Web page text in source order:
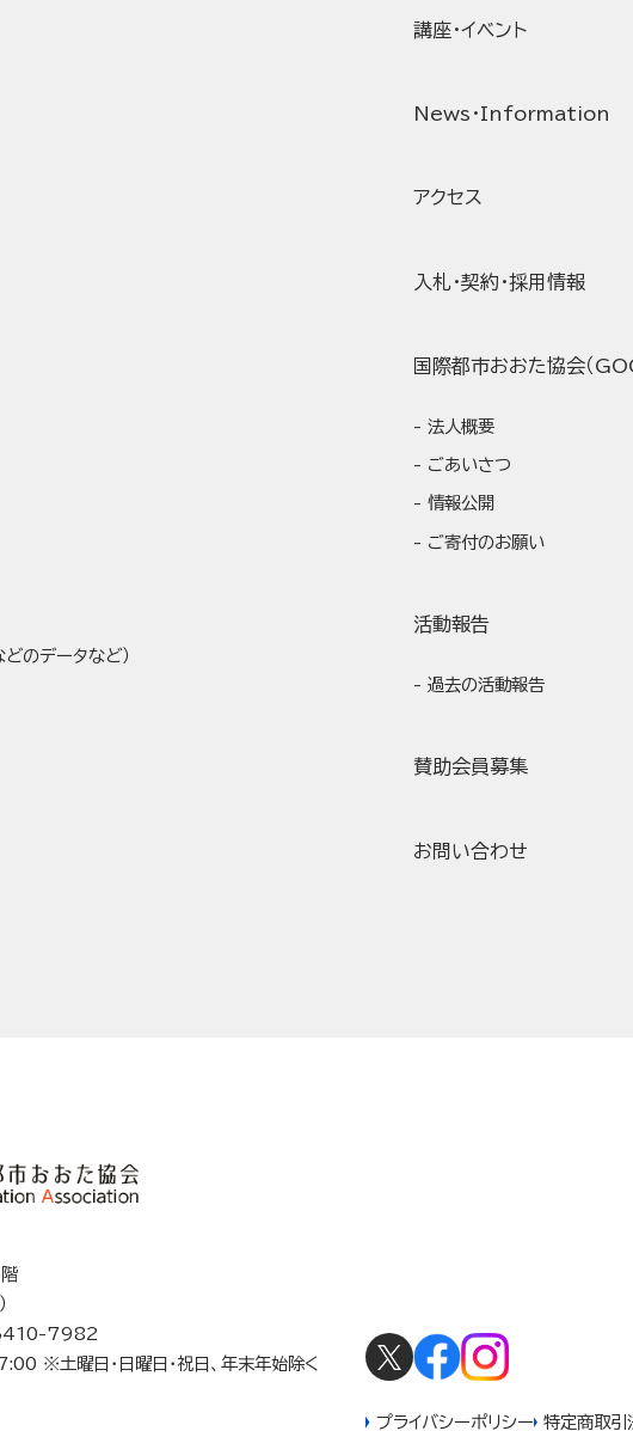
のデータなど）
講座・イベント
News・Information
アクセス
入札・契約・採用情報
国際都市おおた協会（
法人概要
ごあいさつ
情報公開
ご寄付のお願い
活動報告
過去の活動報告
賛助会員募集
お問い合わせ
7982
※土曜日・日曜日・祝日、年末年始除く
プライバシーポリシー 特定商取引